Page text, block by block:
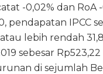
-0,02% dan RoA -
pendapatan IPCC
lebih rendah
sebesar
di sejumlah